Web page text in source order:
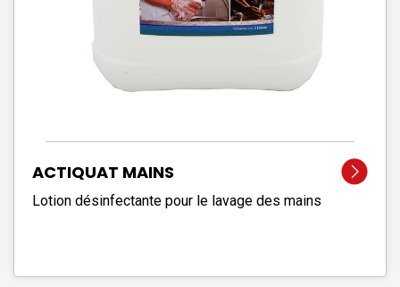
ACTIQUAT MAINS
Lotion désinfectante pour le lavage des mains